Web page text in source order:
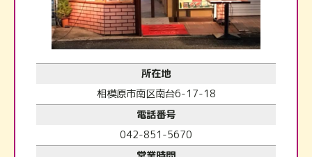
所在地
相模原市南区南台6-17-18
電話番号
042-851-5670